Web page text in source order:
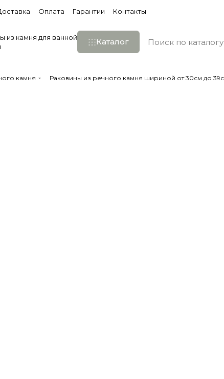
Оплата Гарантии Контакты
из камня для ванной
Каталог
камня Раковины из речного камня шириной от 30см до